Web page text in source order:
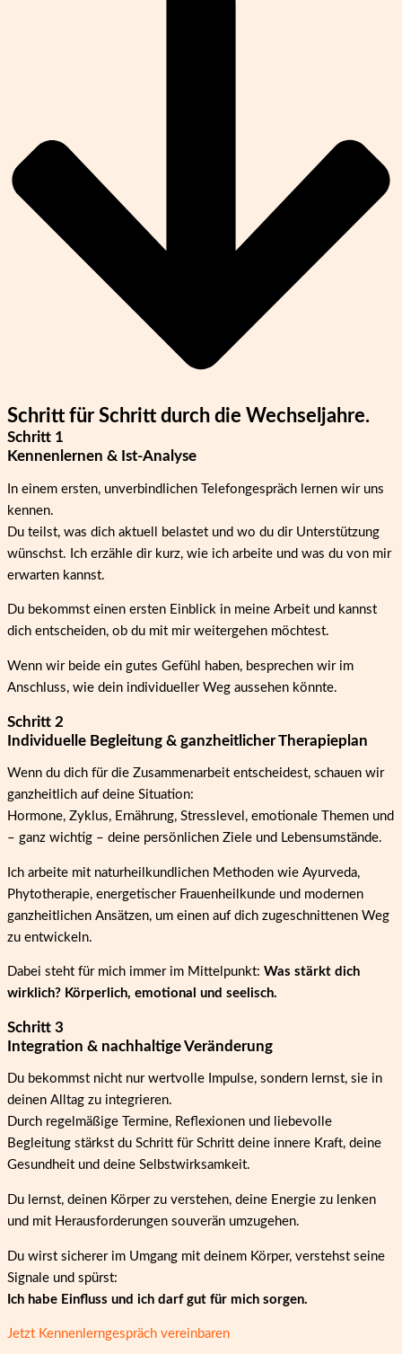
Schritt für Schritt durch die Wechseljahre.
Schritt 1
Kennenlernen & Ist-Analyse
In einem ersten, unverbindlichen Telefongespräch lernen wir uns
kennen.
Du teilst, was dich aktuell belastet und wo du dir Unterstützung
wünschst. Ich erzähle dir kurz, wie ich arbeite und was du von mir
erwarten kannst.
Du bekommst einen ersten Einblick in meine Arbeit und kannst
dich entscheiden, ob du mit mir weitergehen möchtest.
Wenn wir beide ein gutes Gefühl haben, besprechen wir im
Anschluss, wie dein individueller Weg aussehen könnte.
Schritt 2
Individuelle Begleitung & ganzheitlicher Therapieplan
Wenn du dich für die Zusammenarbeit entscheidest, schauen wir
ganzheitlich auf deine Situation:
Hormone, Zyklus, Ernährung, Stresslevel, emotionale Themen und
– ganz wichtig – deine persönlichen Ziele und Lebensumstände.
Ich arbeite mit naturheilkundlichen Methoden wie Ayurveda,
Phytotherapie, energetischer Frauenheilkunde und modernen
ganzheitlichen Ansätzen, um einen auf dich zugeschnittenen Weg
zu entwickeln.
Dabei steht für mich immer im Mittelpunkt: Was stärkt dich
wirklich? Körperlich, emotional und seelisch.
Schritt 3
Integration & nachhaltige Veränderung
Du bekommst nicht nur wertvolle Impulse, sondern lernst, sie in
deinen Alltag zu integrieren.
Durch regelmäßige Termine, Reflexionen und liebevolle
Begleitung stärkst du Schritt für Schritt deine innere Kraft, deine
Gesundheit und deine Selbstwirksamkeit.
Du lernst, deinen Körper zu verstehen, deine Energie zu lenken
und mit Herausforderungen souverän umzugehen.
Du wirst sicherer im Umgang mit deinem Körper, verstehst seine
Signale und spürst:
Ich habe Einfluss und ich darf gut für mich sorgen.
Jetzt Kennenlerngespräch vereinbaren